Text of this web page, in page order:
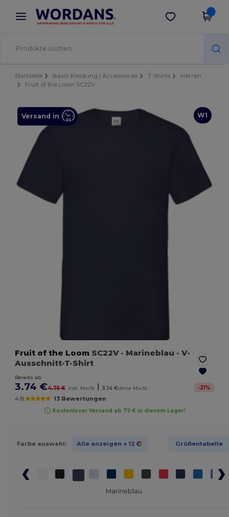
× Wordans App
Bessere Preise in der App!
App holen
Startseite Basic Kleidung | Accessoires T-Shirts
Herren
Fruit of the Loom SC22V
W1
Versand in
Fruit of the Loom SC22V - Marineblau - V-
Ausschnitt-T-Shirt
Bereits ab
3.74 €4.75 € inkl. MwSt | 3.14 €ohne MwSt -21%
4.8 13 Bewertungen
Kostenloser Versand ab 79 € in diesem Lager!
Farbe auswahl: Alle anzeigen + 12 Größentabelle
Marineblau